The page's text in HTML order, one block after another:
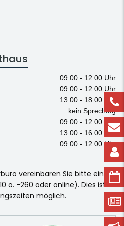
09.00 - 12.00 Uhr
09.00 - 12.00 Uhr
13.00 - 18.00 Uhr
kein Sprechtag
09.00 - 12.00 Uhr
13.00 - 16.00 Uhr
09.00 - 12.00 Uhr
vereinbaren Sie bitte einen
o. -260 oder online). Dies ist
möglich.